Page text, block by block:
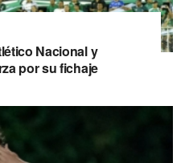
Nacional y
por su fichaje